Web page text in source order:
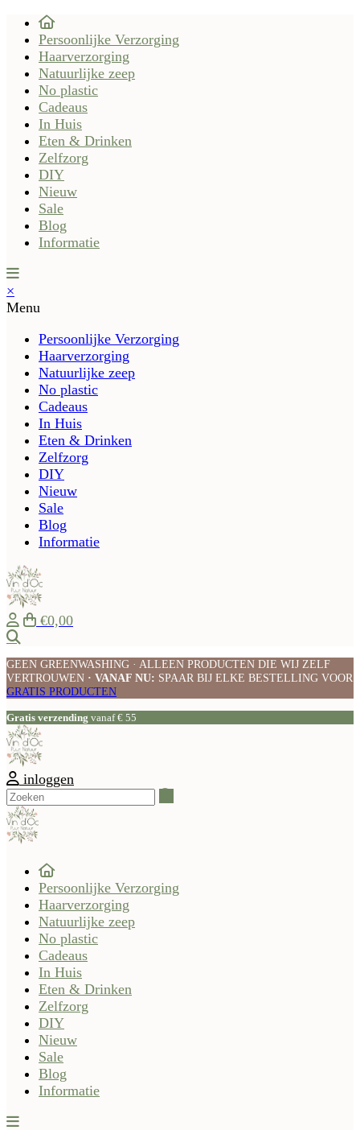
Persoonlijke Verzorging
Haarverzorging
Natuurlijke zeep
No plastic
Cadeaus
In Huis
Eten & Drinken
Zelfzorg
DIY
Nieuw
Sale
Blog
Informatie
×
Menu
Persoonlijke Verzorging
Haarverzorging
Natuurlijke zeep
No plastic
Cadeaus
In Huis
Eten & Drinken
Zelfzorg
DIY
Nieuw
Sale
Blog
Informatie
€0,00
GEEN GREENWASHING · ALLEEN PRODUCTEN DIE WIJ ZELF
VERTROUWEN · VANAF NU: SPAAR BIJ ELKE BESTELLING VOOR
GRATIS PRODUCTEN
Gratis verzending vanaf € 55
inloggen
Persoonlijke Verzorging
Haarverzorging
Natuurlijke zeep
No plastic
Cadeaus
In Huis
Eten & Drinken
Zelfzorg
DIY
Nieuw
Sale
Blog
Informatie